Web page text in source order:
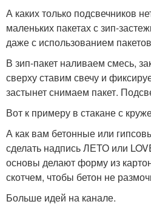
А каких только подсвечников
маленьких пакетах с зип-
даже с использованием
В зип-пакет наливаем смесь,
сверху ставим свечу и
застынет снимаем пакет.
Вот к примеру в стакане с
А как вам бетонные или
сделать надпись ЛЕТО или
основы делают форму из
скотчем, чтобы бетон не
Больше идей на канале.